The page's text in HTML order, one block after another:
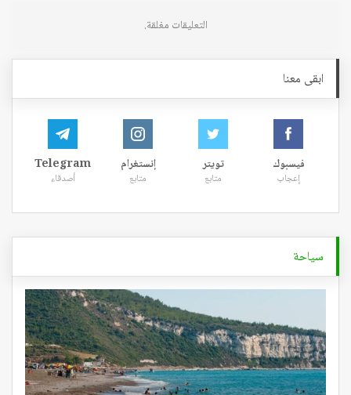
التعليقات مغلقة.
ابقى معنا
فيسبوك
إعجاب
تويتر
متابع
إنستغرام
متابع
Telegram
أصدقاء
سياحة